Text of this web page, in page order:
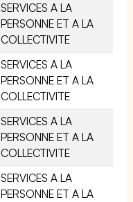
SERVICES A LA
PERSONNE ET A LA
COLLECTIVITE
SERVICES A LA
PERSONNE ET A LA
COLLECTIVITE
SERVICES A LA
PERSONNE ET A LA
COLLECTIVITE
SERVICES A LA
PERSONNE ET A LA